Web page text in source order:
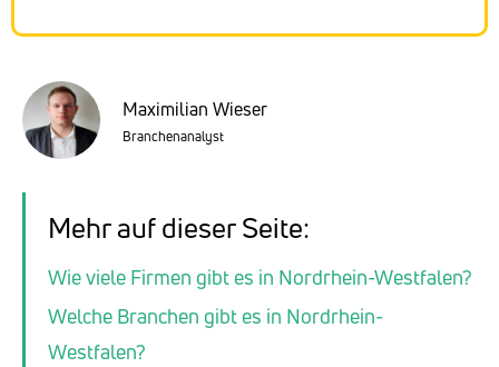
Maximilian Wieser
Branchenanalyst
Mehr auf dieser Seite:
Wie viele Firmen gibt es in Nordrhein-Westfalen?
Welche Branchen gibt es in Nordrhein-
Westfalen?